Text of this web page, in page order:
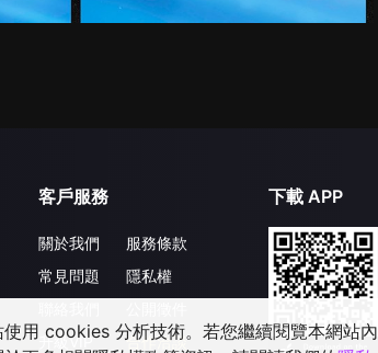
客戶服務
關於我們
常見問題
升級VIP
服務條款
隱私權
合作洽談
下載 APP
用 cookies 分析技術。若您繼續閱覽本網站內